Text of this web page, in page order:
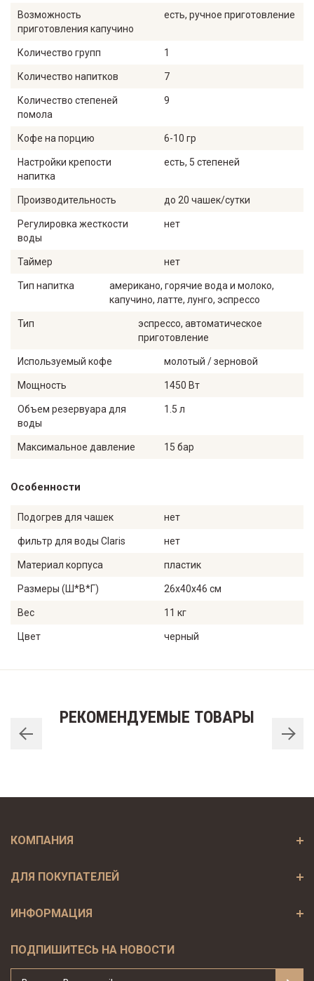
Возможность
приготовления капучино
есть, ручное приготовление
Количество групп 1
Количество напитков 7
Количество степеней
помола
9
Кофе на порцию 6-10 гр
Настройки крепости
напитка
есть, 5 степеней
Производительность до 20 чашек/сутки
Регулировка жесткости
воды
нет
Таймер нет
Тип напитка
американо, горячие вода и молоко,
капучино, латте, лунго, эспрессо
Тип
эспрессо, автоматическое
приготовление
Используемый кофе молотый / зерновой
Мощность 1450 Вт
Объем резервуара для
воды
1.5 л
Максимальное давление 15 бар
Особенности
Подогрев для чашек нет
фильтр для воды Claris нет
Материал корпуса пластик
Размеры (Ш*В*Г) 26x40x46 см
Вес 11 кг
Цвет черный
РЕКОМЕНДУЕМЫЕ ТОВАРЫ
КОМПАНИЯ
ДЛЯ ПОКУПАТЕЛЕЙ
ИНФОРМАЦИЯ
ПОДПИШИТЕСЬ НА НОВОСТИ